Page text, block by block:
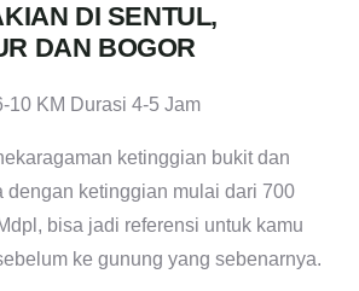
DI SENTUL,
DAN BOGOR
10 KM Durasi 4-5 Jam
ketinggian bukit dan
dengan ketinggian mulai dari 700
bisa jadi referensi untuk kamu
ke gunung yang sebenarnya.